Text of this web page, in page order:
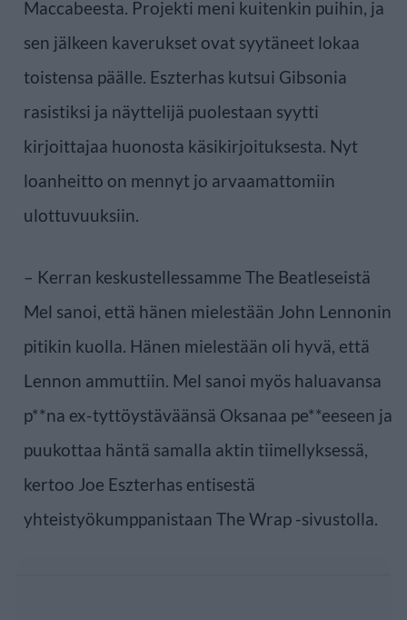
Maccabeesta. Projekti meni kuitenkin puihin, ja
sen jälkeen kaverukset ovat syytäneet lokaa
toistensa päälle. Eszterhas kutsui Gibsonia
rasistiksi ja näyttelijä puolestaan syytti
kirjoittajaa huonosta käsikirjoituksesta. Nyt
loanheitto on mennyt jo arvaamattomiin
ulottuvuuksiin.
– Kerran keskustellessamme The Beatleseistä
Mel sanoi, että hänen mielestään John Lennonin
pitikin kuolla. Hänen mielestään oli hyvä, että
Lennon ammuttiin. Mel sanoi myös haluavansa
p**na ex-tyttöystäväänsä Oksanaa pe**eeseen ja
puukottaa häntä samalla aktin tiimellyksessä,
kertoo Joe Eszterhas entisestä
yhteistyökumppanistaan The Wrap -sivustolla.